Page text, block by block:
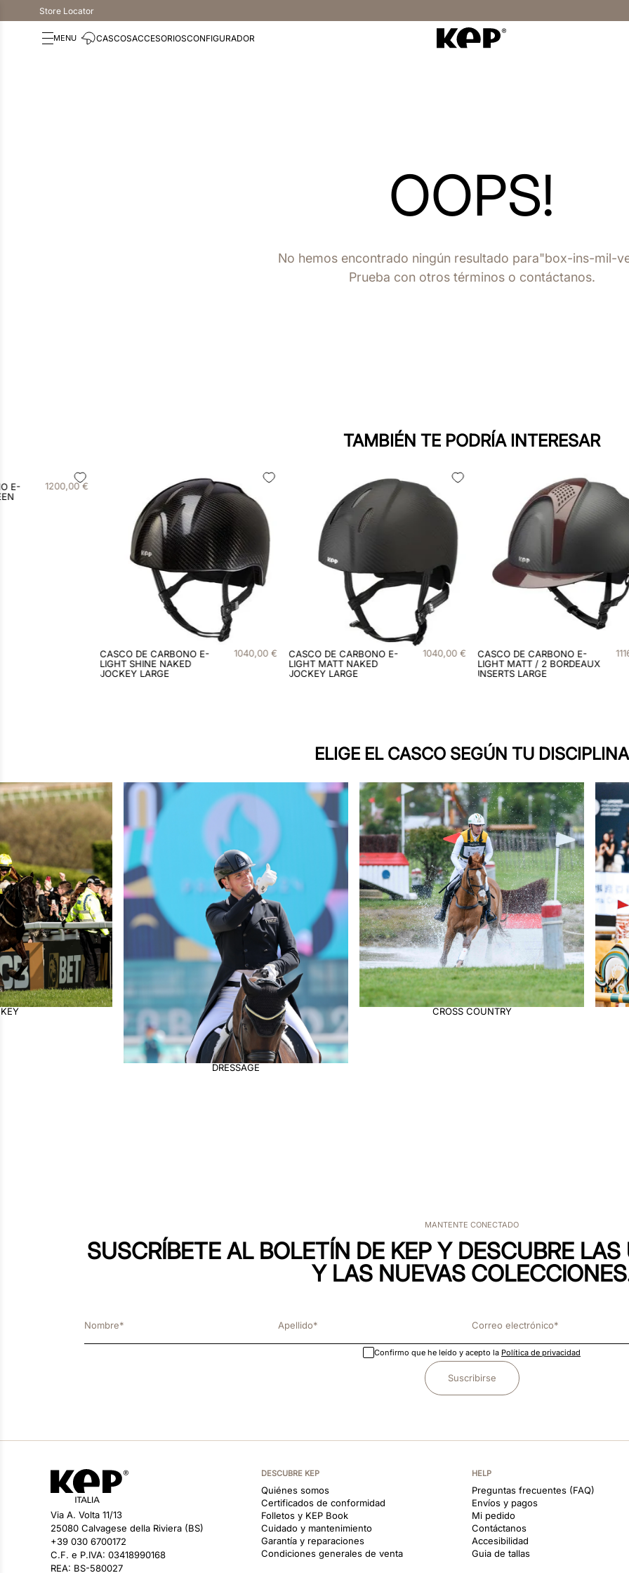
Store Locator
CASCOSACCESORIOSCONFIGURADOR
OOPS!
No hemos encontrado ningún resultado para box-ins-mil-
Prueba con otros términos o contáctanos.
TAMBIÉN TE PODRÍA INTERESAR
1040, 00 €
CASCO DE CARBONO E-
LIGHT MATT NAKED
JOCKEY LARGE
1040, 00 €
CASCO DE CARBONO E-
LIGHT MATT / 2 BORDEAUX
INSERTS LARGE
1116, 00 €
CASCO DE
LIGHT SHINE / 3
MATT INSERTS
ELIGE EL CASCO SEGÚN TU DISCIPLINA
CROSS COUNTRY
MANTENTE CONECTADO
SUSCRÍBETE AL BOLETÍN DE KEP Y DESCUBRE
Y LAS NUEVAS
Confirmo que he leído y acepto la Política de privacidad
Suscribirse
Via A. Volta 11/13
25080 Calvagese della Riviera (BS)
+39 030 6700172
C.F. e P.IVA: 03418990168
REA: BS-580027
DESCUBRE KEP
Quiénes somos
Certificados de conformidad
Folletos y KEP Book
Cuidado y mantenimiento
Garantía y reparaciones
Condiciones generales de venta
HELP
Preguntas frecuentes (FAQ)
Envíos y pagos
Mi pedido
Contáctanos
Accesibilidad
Guia de tallas